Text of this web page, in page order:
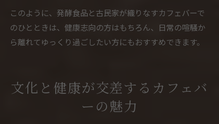
このように、発酵食品と古民家が織りなすカフェバーで
のひとときは、健康志向の方はもちろん、日常の喧騒か
ら離れてゆっくり過ごしたい方にもおすすめできます。
文化と健康が交差するカフェバ
ーの魅力